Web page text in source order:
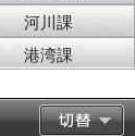
河川課
港湾課